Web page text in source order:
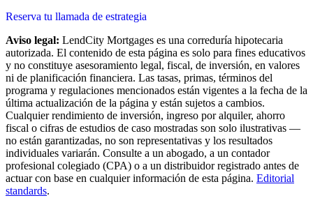
Reserva tu llamada de estrategia
Aviso legal: LendCity Mortgages es una correduría hipotecaria
autorizada. El contenido de esta página es solo para fines educativos
y no constituye asesoramiento legal, fiscal, de inversión, en valores
ni de planificación financiera. Las tasas, primas, términos del
programa y regulaciones mencionados están vigentes a la fecha de la
última actualización de la página y están sujetos a cambios.
Cualquier rendimiento de inversión, ingreso por alquiler, ahorro
fiscal o cifras de estudios de caso mostradas son solo ilustrativas —
no están garantizadas, no son representativas y los resultados
individuales variarán. Consulte a un abogado, a un contador
profesional colegiado (CPA) o a un distribuidor registrado antes de
actuar con base en cualquier información de esta página. Editorial
standards.